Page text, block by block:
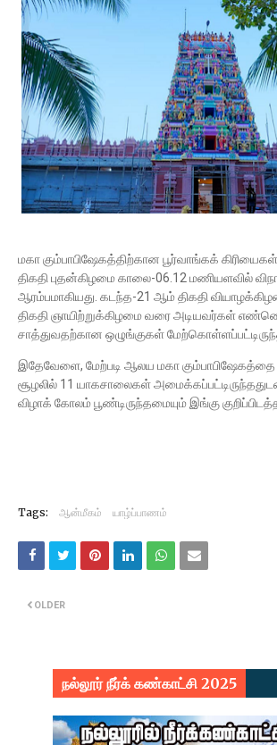
மகா கும்பாபிஷேகத்திற்கான பூர்வாங்கக்
திகதி புதன்கிழமை காலை-06.12 மணியளவில்
ஆரம்பமாகியது. கடந்த-21 ஆம் திகதி
திகதி ஞாயிற்றுக்கிழமை வரை அடியவர்கள்
சாத்துவதற்கான ஒழுங்குகள்
இதேவேளை, மேற்படி ஆலய மகா
சூழலில் 11 யாகசாலைகள்
விழாக் கோலம் பூண்டிருந்தமையும் இங்கு
Tags: ஆன்மீகம் யாழ்ப்பாணம்
OLDER
நல்லூர் நீர்க் கண்காட்சி 2025